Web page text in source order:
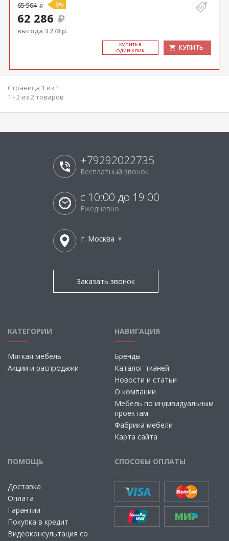
65 564 -5%
62 286
выгода 3 278 р.
КУ­ПИТЬ В
ОДИН КЛИК
КУПИТЬ
Страница 1 из 1
1 - 2 из 2 товаров
+79292022735
Бесплатный звонок
с 10:00 до 19:00
Ежедневно
г. Москва
Заказать звонок
КАТЕГОРИИ
Мягкая мебель
Акции и распродажи
НАВИГАЦИЯ
Бренды
Каталог тканей
Новости и статьи
О компании
Мебель по индивидуальным
проектам
Фабрика мебели
Карта сайта
ПОМОЩЬ
Доставка
Оплата
Гарантии
Покупка в кредит
Видеоконсультация со
СПОСОБЫ ОПЛАТЫ